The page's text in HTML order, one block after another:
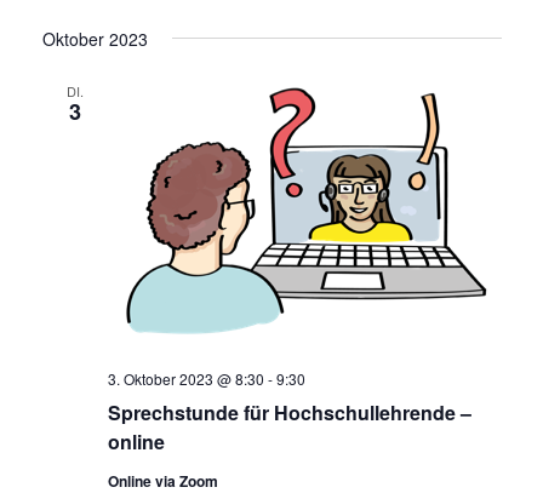
Oktober 2023
DI.
3
Sprechstunde für Hochschullehrende –
online
3. Oktober 2023 @ 8:30 -9:30
Online via Zoom